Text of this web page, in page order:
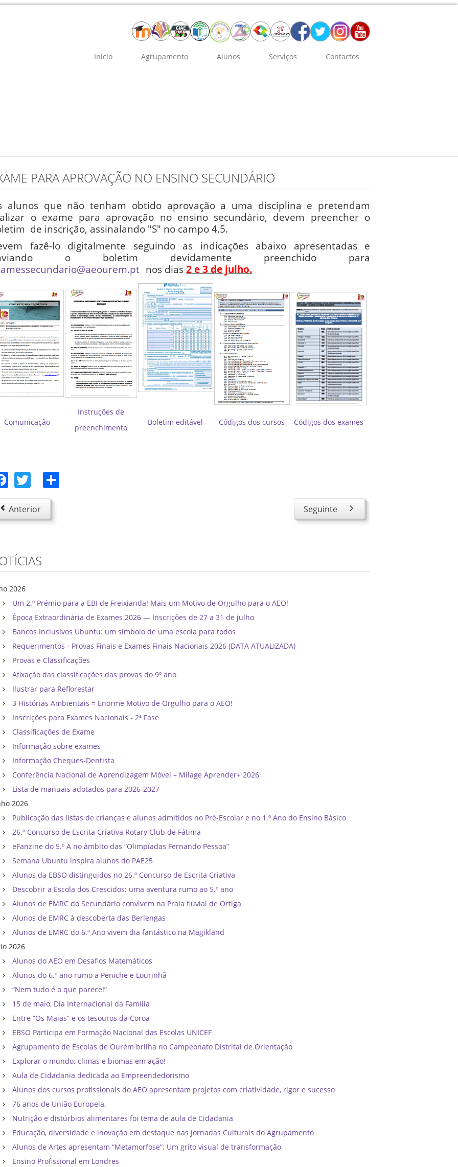
Início Agrupamento Alunos Serviços Contactos
PARA APROVAÇÃO NO ENSINO SECUNDÁRIO
alunos que não tenham obtido aprovação a uma disciplina e pretendam
o exame para aprovação no ensino secundário, devem preencher o
de inscrição, assinalando "S" no campo 4.5.
fazê-lo digitalmente seguindo as indicações abaixo apresentadas e
o boletim devidamente preenchido para
nos dias2 e 3 de julho.
Comunicação
Instruções de
preenchimento
Boletim editável Códigos dos cursos Códigos dos exames
Facebook
Twitter
Anterior Seguinte
2026
Um 2.º Prémio para a EBI de Freixianda! Mais um Motivo de Orgulho para o AEO!
Época Extraordinária de Exames 2026 — Inscrições de 27 a 31 de julho
Bancos Inclusivos Ubuntu: um símbolo de uma escola para todos
Requerimentos - Provas Finais e Exames Finais Nacionais 2026 (DATA ATUALIZADA)
Provas e Classificações
Afixação das classificações das provas do 9º ano
Ilustrar para Reflorestar
3 Histórias Ambientais = Enorme Motivo de Orgulho para o AEO!
Inscrições para Exames Nacionais - 2ª Fase
Classificações de Exame
Informação sobre exames
Informação Cheques-Dentista
Conferência Nacional de Aprendizagem Móvel – Milage Aprender+ 2026
Lista de manuais adotados para 2026-2027
2026
Publicação das listas de crianças e alunos admitidos no Pré-Escolar e no 1.º Ano do Ensino Básico
26.º Concurso de Escrita Criativa Rotary Club de Fátima
eFanzine do 5.º A no âmbito das “Olimpíadas Fernando Pessoa”
Semana Ubuntu inspira alunos do PAE25
Alunos da EBSO distinguidos no 26.º Concurso de Escrita Criativa
Descobrir a Escola dos Crescidos: uma aventura rumo ao 5.º ano
Alunos de EMRC do Secundário convivem na Praia fluvial de Ortiga
Alunos de EMRC à descoberta das Berlengas
Alunos de EMRC do 6.º Ano vivem dia fantástico na Magikland
2026
Alunos do AEO em Desafios Matemáticos
Alunos do 6.º ano rumo a Peniche e Lourinhã
“Nem tudo é o que parece!”
15 de maio, Dia Internacional da Família
Entre “Os Maias” e os tesouros da Coroa
EBSO Participa em Formação Nacional das Escolas UNICEF
Agrupamento de Escolas de Ourém brilha no Campeonato Distrital de Orientação ​
Explorar o mundo: climas e biomas em ação!
Aula de Cidadania dedicada ao Empreendedorismo
Alunos dos cursos profissionais do AEO apresentam projetos com criatividade, rigor e sucesso
76 anos de União Europeia.
Nutrição e distúrbios alimentares foi tema de aula de Cidadania
Educação, diversidade e inovação em destaque nas Jornadas Culturais do Agrupamento
Alunos de Artes apresentam “Metamorfose”: Um grito visual de transformação
Ensino Profissional em Londres